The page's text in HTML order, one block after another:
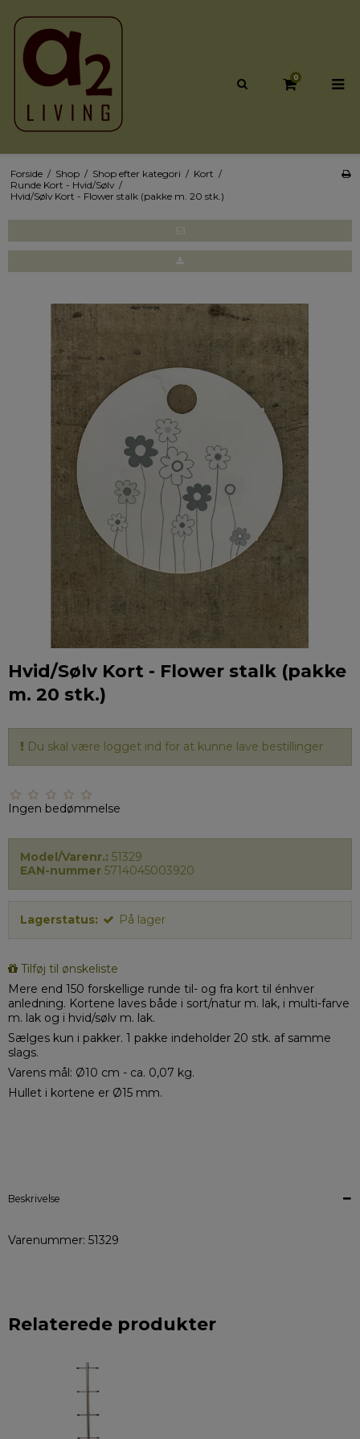
0
Forside / Shop / Shop efter kategori / Kort /
Runde Kort - Hvid/Sølv /
Hvid/Sølv Kort - Flower stalk (pakke m. 20 stk.)
Hvid/Sølv Kort - Flower stalk (pakke
m. 20 stk.)
Du skal være logget ind for at kunne lave bestillinger
Ingen bedømmelse
Model/Varenr.: 51329
EAN-nummer 5714045003920
Lagerstatus: På lager
Tilføj til ønskeliste
Mere end 150 forskellige runde til- og fra kort til énhver
anledning. Kortene laves både i sort/natur m. lak, i multi-farve
m. lak og i hvid/sølv m. lak.
Sælges kun i pakker. 1 pakke indeholder 20 stk. af samme
slags.
Varens mål: Ø10 cm - ca. 0,07 kg.
Hullet i kortene er Ø15 mm.
Beskrivelse
Varenummer: 51329
Relaterede produkter